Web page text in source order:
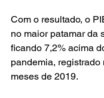
Com o resultado, o
no maior patamar da
ficando 7,2% acima
pandemia, registrado
meses de 2019.